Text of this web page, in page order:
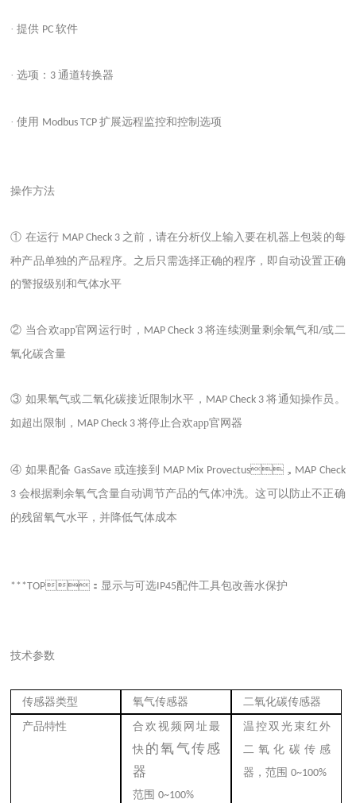
· 提供 PC软件
· 选项： 3通道转换器
· 使用 Modbus TCP扩展远程监控和控制选项
操作方法
① 在运行 MAP Check 3 之前，请在分析仪上输入要在机器上包装的每
种产品单独的产品程序。之后只需选择正确的程序，即自动设置正确
的警报级别和气体水平
② 当合欢app官网运行时， MAP Check 3将连续测量剩余氧气和/或二
氧化碳含量
③ 如果氧气或二氧化碳接近限制水平， MAP Check 3将通知操作员。
如超出限制， MAP Check 3将停止合欢app官网器
④ 如果配备GasSave 或连接到 MAP Mix Provectus， MAP Check
3 会根据剩余氧气含量自动调节产品的气体冲洗。这可以防止不正确
的残留氧气水平，并降低气体成本
***TOP：显示与可选IP45配件工具包改善水保护
技术参数
传感器类型 氧气传感器 二氧化碳传感器
产品特性
合欢视频网址最
快 的氧气传感
器
范围 0~100%
温控双光束红外
二氧化碳传感
器，范围 0~100%